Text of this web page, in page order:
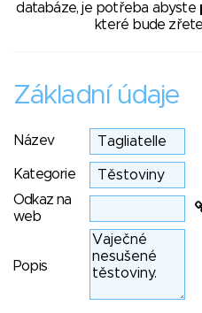
databáze, je potřeba abyste
které bude
Základní údaje
Název
Kategorie
Odkaz na
web
Popis